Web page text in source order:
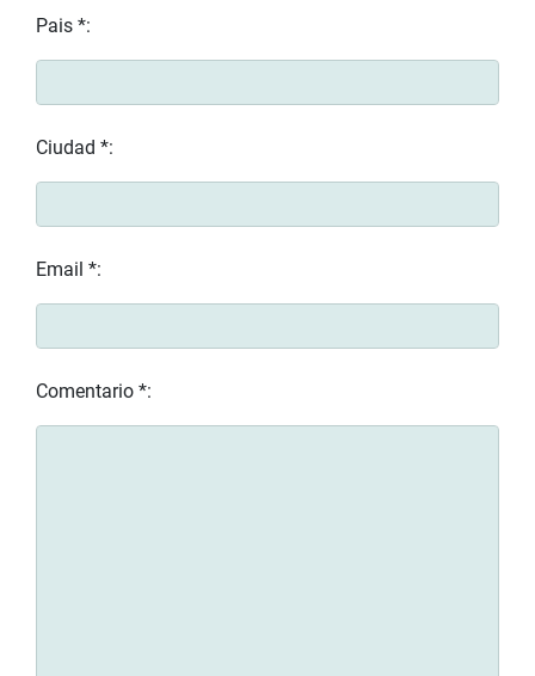
Pais *:
Ciudad *:
Email *:
Comentario *: